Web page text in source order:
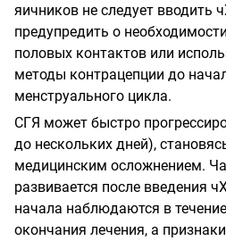
яичников не следует вводить
предупредить о
половых контактов или
методы контрацепции до
менструального цикла.
СГЯ может быстро
до нескольких дней),
медицинским осложнением.
развивается после введения
начала наблюдаются в
окончания лечения, а